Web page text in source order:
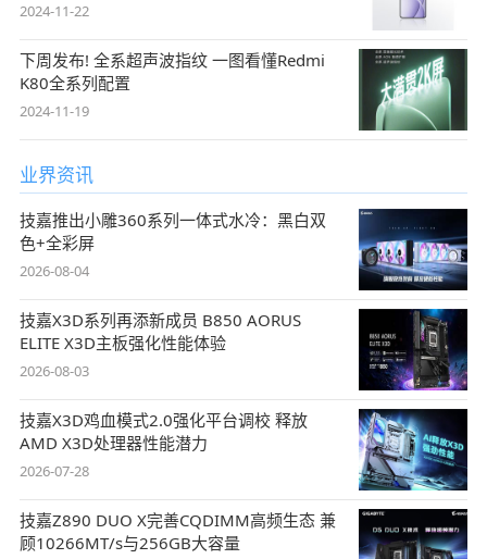
2024-11-22
下周发布! 全系超声波指纹 一图看懂Redmi
K80全系列配置
2024-11-19
业界资讯
技嘉推出小雕360系列一体式水冷：黑白双
色+全彩屏
2026-08-04
技嘉X3D系列再添新成员 B850 AORUS
ELITE X3D主板强化性能体验
2026-08-03
技嘉X3D鸡血模式2.0强化平台调校 释放
AMD X3D处理器性能潜力
2026-07-28
技嘉Z890 DUO X完善CQDIMM高频生态 兼
顾10266MT/s与256GB大容量